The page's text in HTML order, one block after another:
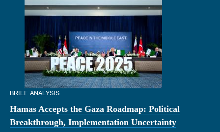
BRIEF ANALYSIS
Hamas Accepts the Gaza Roadmap: Political
Breakthrough, Implementation Uncertainty